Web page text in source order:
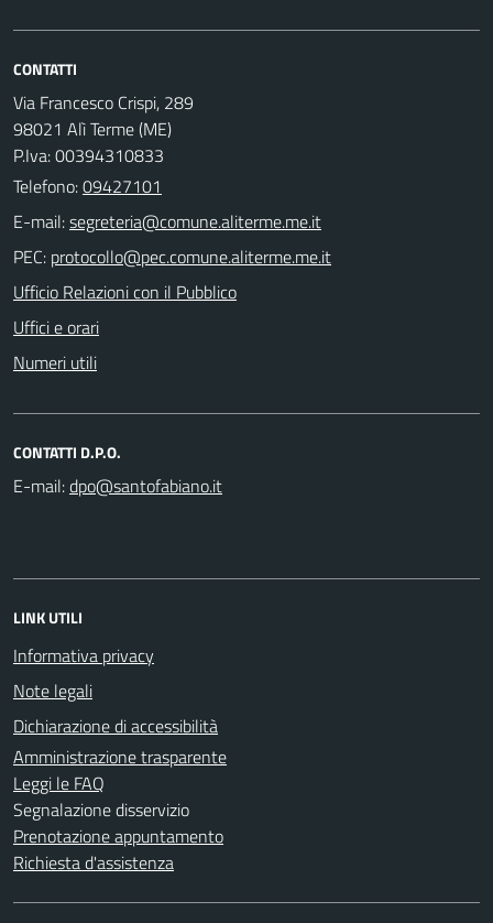
CONTATTI
Via Francesco Crispi, 289
98021 Alì Terme (ME)
P.Iva: 00394310833
Telefono:09427101
E-mail:
PEC:
Ufficio Relazioni con il Pubblico
Uffici e orari
Numeri utili
CONTATTI D.P.O.
E-mail:
LINK UTILI
Informativa privacy
Note legali
Dichiarazione di accessibilità
Amministrazione trasparente
Leggi le FAQ
Segnalazione disservizio
Prenotazione appuntamento
Richiesta d'assistenza